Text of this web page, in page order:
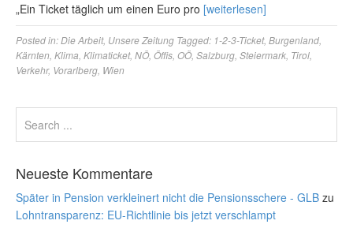
„Ein Ticket täglich um einen Euro pro [weiterlesen]
Posted in:Die Arbeit, Unsere Zeitung Tagged: 1-2-3-Ticket, Burgenland
Kärnten Klima Klimaticket, NÖ, Öffis OÖ, Salzburg Steiermark Tirol
Verkehr, Vorarlberg Wien
Neueste Kommentare
Später in Pension verkleinert nicht die Pensionsschere - GLB zu
Lohntransparenz: EU-Richtlinie bis jetzt verschlampt